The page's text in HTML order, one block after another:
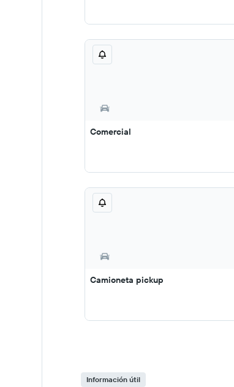
Comercial
Camioneta pickup
Información útil